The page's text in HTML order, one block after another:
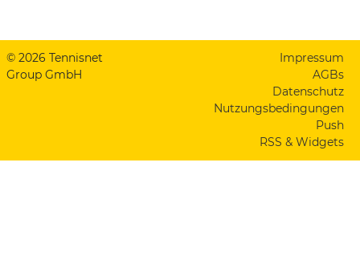
© 2026 Tennisnet
Group GmbH
Impressum
AGBs
Datenschutz
Nutzungsbedingungen
Push
RSS & Widgets